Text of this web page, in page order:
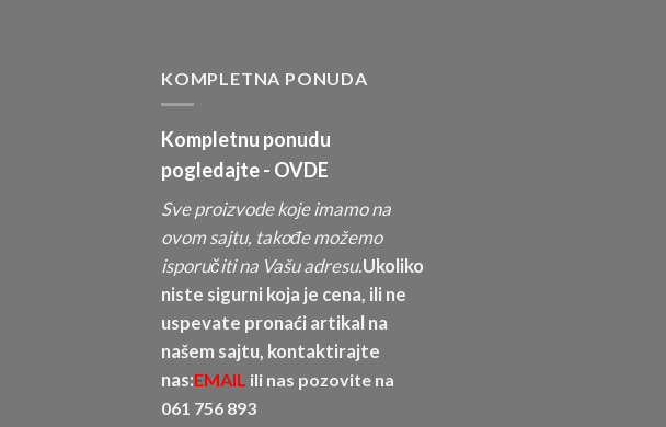
KOMPLETNA PONUDA
Kompletnu ponudu
pogledajte - OVDE
Sve proizvode koje imamo na
ovom sajtu, takođe možemo
isporučiti na Vašu adresu.Ukoliko
niste sigurni koja je cena, ili ne
uspevate pronaći artikal na
našem sajtu, kontaktirajte
nas:EMAIL ili nas pozovite na
061 756 893